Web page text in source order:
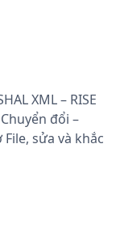
XML – RISE
đổi –
File, sửa và khắc